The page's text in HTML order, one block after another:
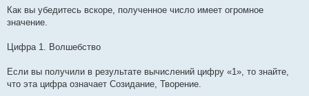
Как вы убедитесь вскоре, полученное число имеет огромное
значение.
Цифра 1. Волшебство
Если вы получили в результате вычислений цифру «1», то знайте,
что эта цифра означает Созидание, Творение.